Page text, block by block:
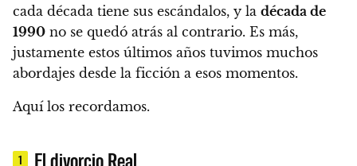
cada década tiene sus escándalos, y la década de
1990 no se quedó atrás al contrario. Es más,
justamente estos últimos años tuvimos muchos
abordajes desde la ficción a esos momentos.
Aquí los recordamos.
1 El divorcio Real